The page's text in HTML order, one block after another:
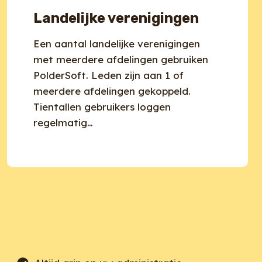
Landelijke verenigingen
Een aantal landelijke verenigingen
met meerdere afdelingen gebruiken
PolderSoft. Leden zijn aan 1 of
meerdere afdelingen gekoppeld.
Tientallen gebruikers loggen
regelmatig…